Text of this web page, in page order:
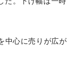
中心に売りが広が